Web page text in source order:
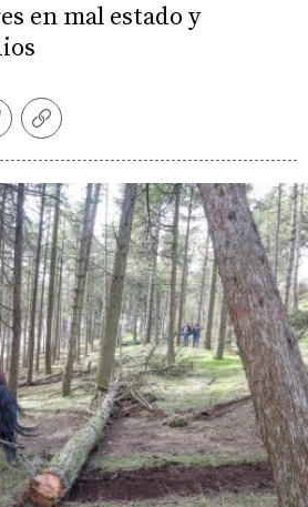
en mal estado y
Copiar